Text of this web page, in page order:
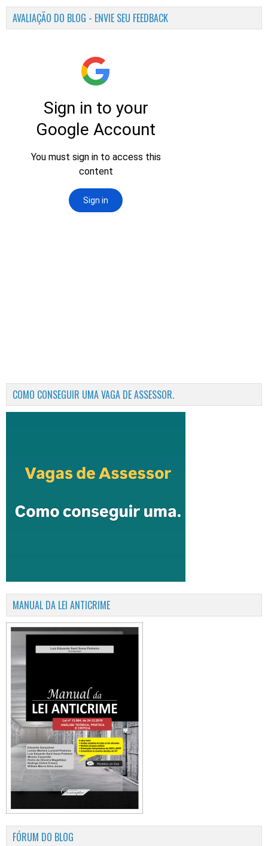
AVALIAÇÃO DO BLOG - ENVIE SEU FEEDBACK
COMO CONSEGUIR UMA VAGA DE ASSESSOR.
MANUAL DA LEI ANTICRIME
FÓRUM DO BLOG